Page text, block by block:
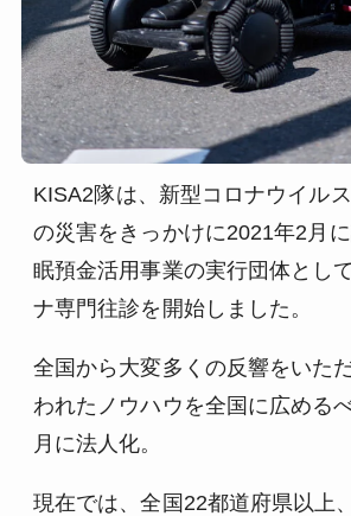
KISA2隊は、新型コロナウイル
の災害をきっかけに2021年2月
眠預金活用事業の実行団体とし
ナ専門往診を開始しました。
全国から大変多くの反響をいた
われたノウハウを全国に広める
月に法人化。
現在では、全国22都道府県以上